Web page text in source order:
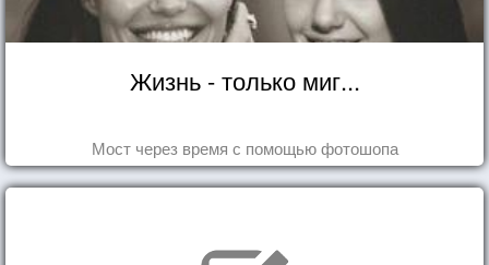
Жизнь - только миг...
Мост через время с помощью фотошопа